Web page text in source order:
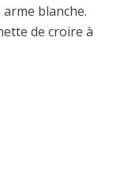
blanche.
de croire à